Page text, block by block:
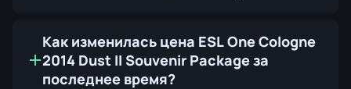
Как изменилась цена ESL One Cologne
2014 Dust II Souvenir Package за
последнее время?